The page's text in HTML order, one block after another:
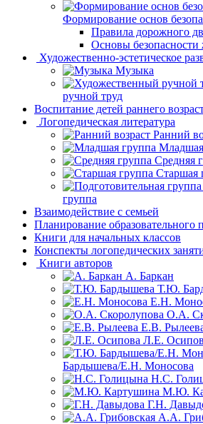
Формирование основ
Правила дорожного
Основы безопасности
Художественно-эстетическое
Музыка
ручной труд
Воспитание детей раннего
Логопедическая литература
Ранний
Средняя
Старшая
группа
Взаимодействие с семьей
Планирование образовательного
Книги для начальных классов
Конспекты логопедических
Книги авторов
А. Баркан
Т.Ю.
Е.Н.
О.А.
Е.В.
Л.Е.
Бардышева/Е.Н. Моносова
Н.С.
М.Ю.
Г.Н.
А.А.